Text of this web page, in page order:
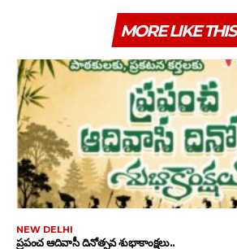
MORE LIKE THIS
NEW DELHI
ప్రపంచ ఆదివాసీ దినోత్సవ శుభాకాంక్షలు..